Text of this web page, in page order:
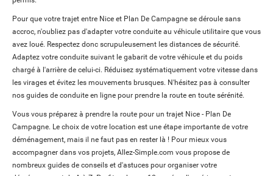
Pour que votre trajet entre Nice et Plan De Campagne se déroule sans
accroc, n'oubliez pas d'adapter votre conduite au véhicule utilitaire que vous
avez loué. Respectez donc scrupuleusement les distances de sécurité.
Adaptez votre conduite suivant le gabarit de votre véhicule et du poids
chargé à l'arrière de celui-ci. Réduisez systématiquement votre vitesse dans
les virages et évitez les mouvements brusques. N'hésitez pas à consulter
nos guides de conduite en ligne pour prendre la route en toute sérénité.
Vous vous préparez à prendre la route pour un trajet Nice - Plan De
Campagne. Le choix de votre location est une étape importante de votre
déménagement, mais il ne faut pas en rester là ! Pour mieux vous
accompagner dans vos projets, Allez-Simple.com vous propose de
nombreux guides de conseils et d'astuces pour organiser votre